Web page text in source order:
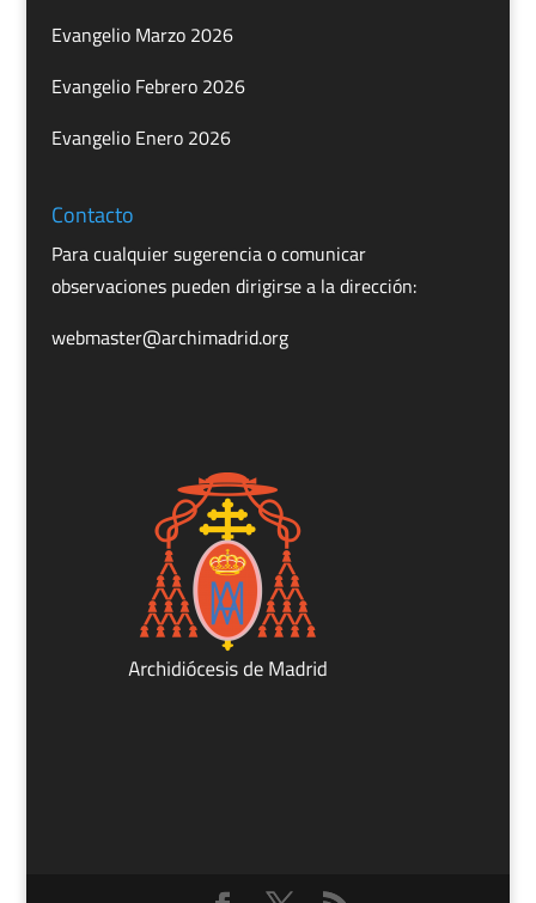
Evangelio Marzo 2026
Evangelio Febrero 2026
Evangelio Enero 2026
Contacto
Para cualquier sugerencia o comunicar
observaciones pueden dirigirse a la dirección:
webmaster@archimadrid.org